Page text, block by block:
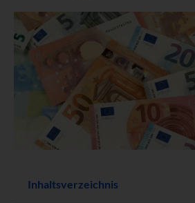
Inhaltsverzeichnis